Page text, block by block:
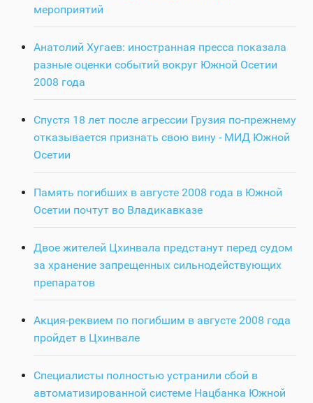
мероприятий
Анатолий Хугаев: иностранная пресса показала
разные оценки событий вокруг Южной Осетии
2008 года
Спустя 18 лет после агрессии Грузия по-прежнему
отказывается признать свою вину - МИД Южной
Осетии
Память погибших в августе 2008 года в Южной
Осетии почтут во Владикавказе
Двое жителей Цхинвала предстанут перед судом
за хранение запрещенных сильнодействующих
препаратов
Акция-реквием по погибшим в августе 2008 года
пройдет в Цхинвале
Специалисты полностью устранили сбой в
автоматизированной системе Нацбанка Южной